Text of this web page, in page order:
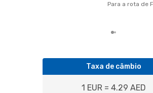
Para a rota de
Taxa de câmbio
1 EUR = 4.29 AED